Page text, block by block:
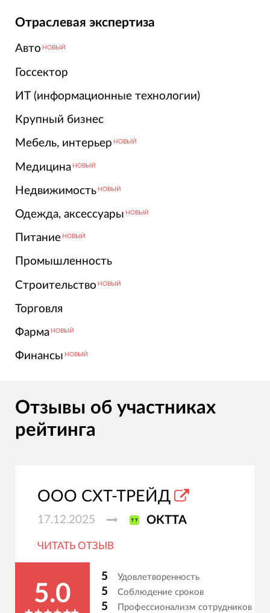
Отраслевая экспертиза
Авто НОВЫЙ
Госсектор
ИТ (информационные технологии)
Крупный бизнес
Мебель, интерьер НОВЫЙ
Медицина НОВЫЙ
Недвижимость НОВЫЙ
Одежда, аксессуары НОВЫЙ
Питание НОВЫЙ
Промышленность
Строительство НОВЫЙ
Торговля
Фарма НОВЫЙ
Финансы НОВЫЙ
Отзывы об участниках
рейтинга
ООО СХТ-ТРЕЙД
17.12.2025 OKTTA
ЧИТАТЬ ОТЗЫВ
5.0
5 Удовлетворенность
5 Соблюдение сроков
5 Профессионализм сотрудников